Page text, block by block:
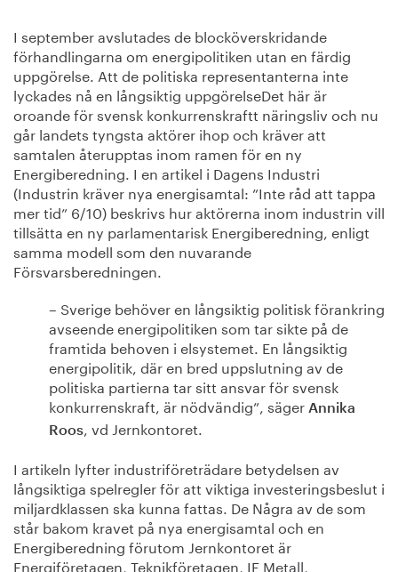
I september avslutades de blocköverskridande
förhandlingarna om energipolitiken utan en färdig
uppgörelse. Att de politiska representanterna inte
lyckades nå en långsiktig uppgörelseDet här är
oroande för svensk konkurrenskraftt näringsliv och nu
går landets tyngsta aktörer ihop och kräver att
samtalen återupptas inom ramen för en ny
Energiberedning. I en artikel i Dagens Industri
(Industrin kräver nya energisamtal: ”Inte råd att tappa
mer tid” 6/10) beskrivs hur aktörerna inom industrin vill
tillsätta en ny parlamentarisk Energiberedning, enligt
samma modell som den nuvarande
Försvarsberedningen.
– Sverige behöver en långsiktig politisk förankring
avseende energipolitiken som tar sikte på de
framtida behoven i elsystemet. En långsiktig
energipolitik, där en bred uppslutning av de
politiska partierna tar sitt ansvar för svensk
konkurrenskraft, är nödvändig”, säger Annika
Roos, vd Jernkontoret.
I artikeln lyfter industriföreträdare betydelsen av
långsiktiga spelregler för att viktiga investeringsbeslut i
miljardklassen ska kunna fattas. De Några av de som
står bakom kravet på nya energisamtal och en
Energiberedning förutom Jernkontoret är
Energiföretagen, Teknikföretagen, IF Metall,